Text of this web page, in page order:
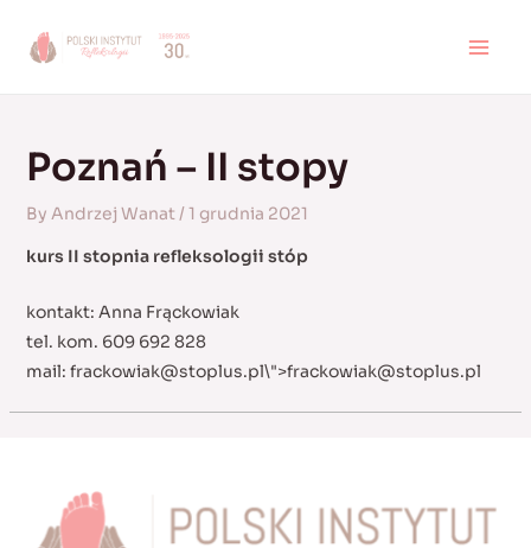
Poznań – II stopy
By Andrzej Wanat/1 grudnia 2021
kurs II stopnia refleksologii stóp
kontakt: Anna Frąckowiak
tel. kom. 609 692 828
mail: frackowiak@stoplus.pl\">frackowiak@stoplus.pl